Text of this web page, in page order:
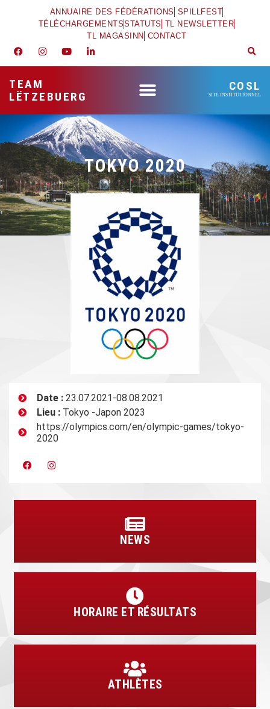
ANNUAIRE DES FÉDÉRATIONS SPILLFEST
TÉLÉCHARGEMENTSSTATUTS TL NEWSLETTER
TL MAGASINN CONTACT
TEAM
LËTZEBUERG
COSL
SITE INSTITUTIONNEL
TOKYO 2020
Date :23.07.2021-08.08.2021
Lieu :Tokyo -Japon 2023
https://olympics.com/en/olympic-games/tokyo-
2020
NEWS
HORAIRE ET RÉSULTATS
ATHLÈTES